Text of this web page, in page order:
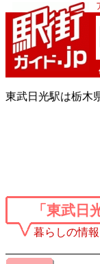
東武日光駅は栃木
「東武日
暮らしの情報